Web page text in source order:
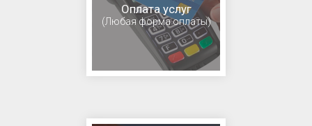
Оплата услуг
(Любая форма оплаты)